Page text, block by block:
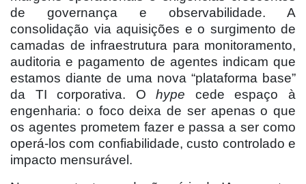
de governança e observabilidade. A
consolidação via aquisições e o surgimento de
camadas de infraestrutura para monitoramento,
auditoria e pagamento de agentes indicam que
estamos diante de uma nova “plataforma base”
da TI corporativa. Ohype cede espaço à
engenharia: o foco deixa de ser apenas o que
os agentes prometem fazer e passa a ser como
operá-los com confiabilidade, custo controlado e
impacto mensurável.